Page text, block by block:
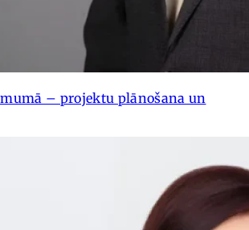
– projektu plānošana un